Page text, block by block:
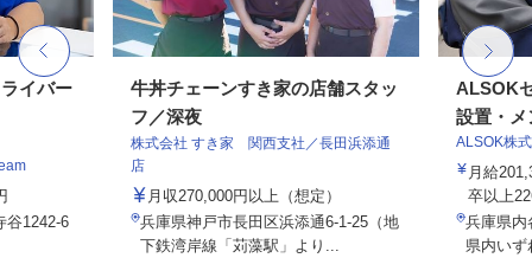
イバー
谷1242-6
牛丼チェーンすき家の店舗スタッ
フ／深夜
株式会社 すき家 関西支社／長田浜添通
店
月収270,000円以上（想定）
兵庫県神戸市長田区浜添通6-1-25（地
下鉄湾岸線「苅藻駅」より...
ALSOK
設置・メ
ALSOK株
月給
卒以上
兵庫県
県内いず